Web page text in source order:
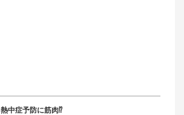
熱中症予防に筋肉⁉